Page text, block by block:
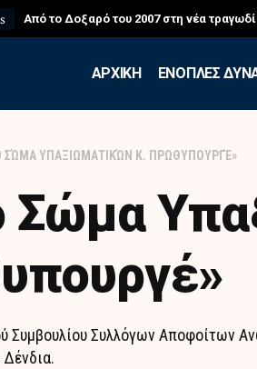
Από το Δοξαρό του 2007 στη νέα
APXIKH ΕΝΟΠΛΕΣ
ΣΏΜΑ ΥΠΑΞΙΩΜΑΤΙΚΏΝ Κ. ΠΡΩΘΥΠΟΥΡΓΈ»
Σώμα
Συμβουλίου Συλλόγων